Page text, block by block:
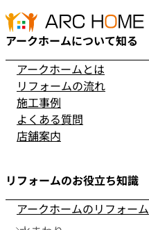
アークホームについて知る
アークホームとは
リフォームの流れ
施工事例
よくある質問
店舗案内
リフォームのお役立ち知識
アークホームのリフォーム